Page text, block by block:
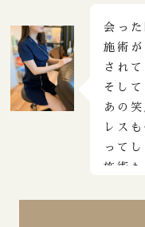
が、
ち良
いま
ージ
ング
こは
も可
会っ
施術
されて
そし
あの
レス
って
施術